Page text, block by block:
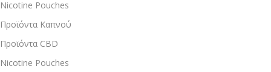
Nicotine Pouches
Προϊόντα Καπνού
Προϊόντα CBD
Nicotine Pouches